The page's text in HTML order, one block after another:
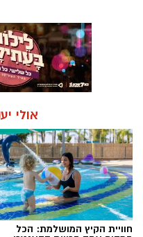
אולי
חוויית הקיץ המושלמת: הכל
במקום אחד ברשת הקאנטרי-
חודשיים + חודש מתנה (כולל
החגים!)
חדשות